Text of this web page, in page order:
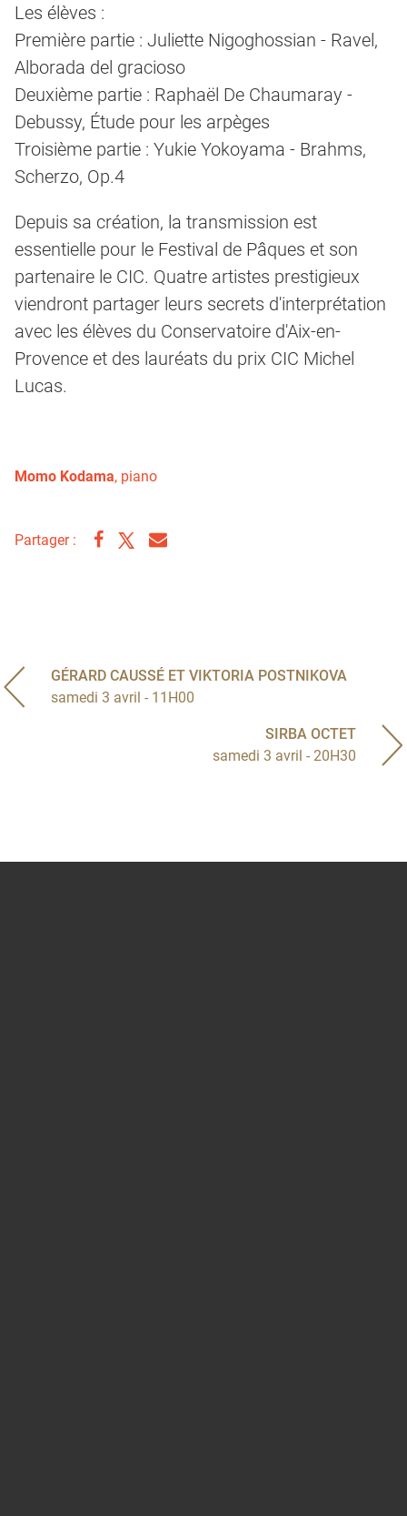
Les élèves :
Première partie : Juliette Nigoghossian - Ravel,
Alborada del gracioso
Deuxième partie : Raphaël De Chaumaray -
Debussy, Étude pour les arpèges
Troisième partie : Yukie Yokoyama - Brahms,
Scherzo, Op.4
Depuis sa création, la transmission est
essentielle pour le Festival de Pâques et son
partenaire le CIC. Quatre artistes prestigieux
viendront partager leurs secrets d'interprétation
avec les élèves du Conservatoire d'Aix-en-
Provence et des lauréats du prix CIC Michel
Lucas.
Momo Kodama, piano
Partager :
GÉRARD CAUSSÉ ET VIKTORIA POSTNIKOVA
samedi 3 avril - 11H00
SIRBA OCTET
samedi 3 avril - 20H30